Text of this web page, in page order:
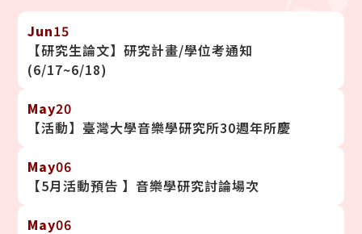
Jun15
【研究生論文】研究計畫/學位考通知
(6/17~6/18)
May20
【活動】臺灣大學音樂學研究所30週年所慶
May06
【5月活動預告 】音樂學研究討論場次
May06